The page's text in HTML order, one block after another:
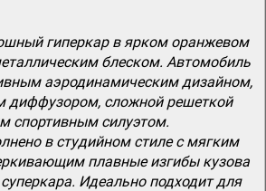
гиперкар в ярком оранжевом
блеском. Автомобиль
аэродинамическим дизайном,
диффузором, сложной решеткой
спортивным силуэтом.
в студийном стиле с мягким
плавные изгибы кузова
Идеально подходит для